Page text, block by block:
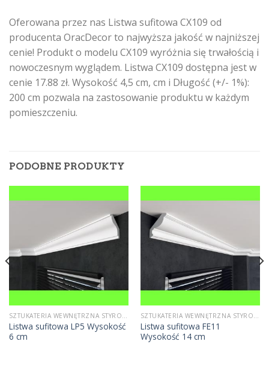
Oferowana przez nas Listwa sufitowa CX109 od
producenta OracDecor to najwyższa jakość w najniższej
cenie! Produkt o modelu CX109 wyróżnia się trwałością i
nowoczesnym wyglądem. Listwa CX109 dostępna jest w
cenie 17.88 zł. Wysokość 4,5 cm, cm i Długość (+/- 1%):
200 cm pozwala na zastosowanie produktu w każdym
pomieszczeniu.
PODOBNE PRODUKTY
SZTUKATERIA WEWNĘTRZNA STYROPIANOWA
Listwa sufitowa LP5 Wysokość
6 cm
SZTUKATERIA WEWNĘTRZNA STYROPIANOWA
Listwa sufitowa FE11
Wysokość 14 cm